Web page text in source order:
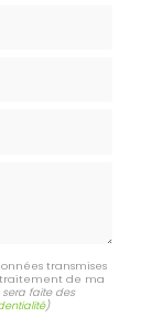
transmises
de ma
faite des
)